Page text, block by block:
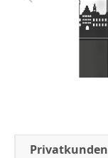
Privatkunden